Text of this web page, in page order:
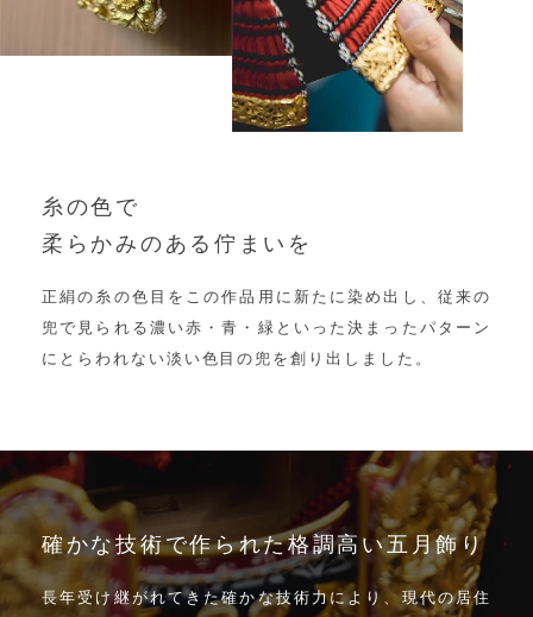
糸の色で
柔らかみのある佇まいを
正絹の糸の色目をこの作品用に新たに染め出し、従来の
兜で見られる濃い赤・青・緑といった決まったパターン
にとらわれない淡い色目の兜を創り出しました。
確かな技術で作られた格調高い五月飾り
長年受け継がれてきた確かな技術力により、現代の居住